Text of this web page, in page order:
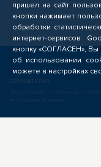
СЛУШАТЕЛЮ
Подача заявок на обучение по
пришел на сайт
кнопки нажимает
обработки
интернет-сервисов
кнопку «СОГЛАСЕН»,
об использовании
можете в настройках